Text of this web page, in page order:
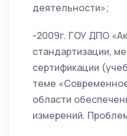
деятельности»;
-2009г. ГОУ ДПО
стандартизации,
сертификации
теме
области
измерений.